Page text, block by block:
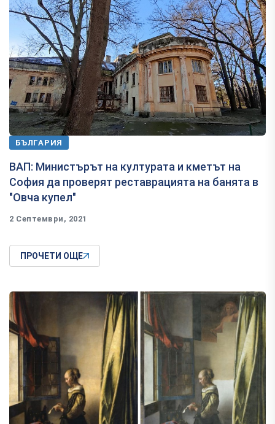
БЪЛГАРИЯ
ВАП: Министърът на културата и кметът на
София да проверят реставрацията на банята в
"Овча купел"
2 Септември, 2021
ПРОЧЕТИ ОЩЕ